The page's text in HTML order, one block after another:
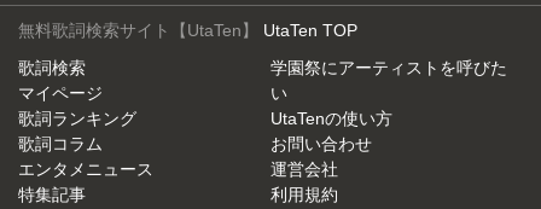
無料歌詞検索サイト【UtaTen】 UtaTen TOP
歌詞検索
マイページ
歌詞ランキング
歌詞コラム
エンタメニュース
特集記事
学園祭にアーティストを呼びた
い
UtaTenの使い方
お問い合わせ
運営会社
利用規約